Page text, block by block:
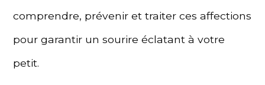
comprendre, prévenir et traiter ces affections
pour garantir un sourire éclatant à votre
petit.